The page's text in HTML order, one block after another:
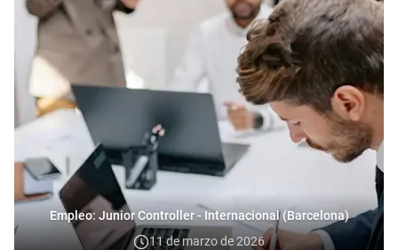
Empleo: Junior Controller - Internacional (Barcelona)
11 de marzo de 2026